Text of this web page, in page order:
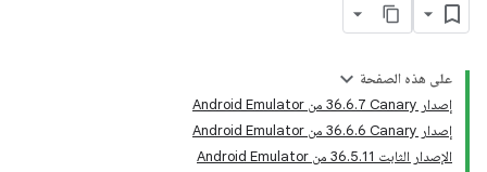
على هذه الصفحة
إصدار Canary‏ 36.6.7 من Android Emulator
إصدار Canary‏ 36.6.6 من Android Emulator
الإصدار الثابت 36.5.11 من Android Emulator